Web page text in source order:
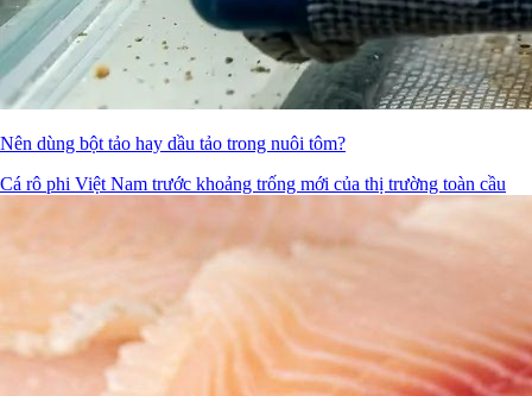
Nên dùng bột tảo hay dầu tảo trong nuôi tôm?
Cá rô phi Việt Nam trước khoảng trống mới của thị trường toàn cầu